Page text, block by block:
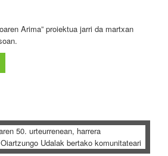
Arima” proiektua jarri da martxan